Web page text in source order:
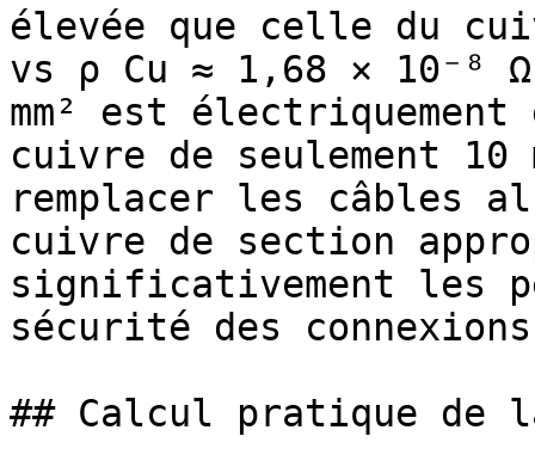
élevée que celle du
vs ρ Cu ≈ 1,68 × 10⁻⁸
mm² est
cuivre de seulement 10
remplacer les câbles
cuivre de section
significativement les
sécurité des
## Calcul pratique de